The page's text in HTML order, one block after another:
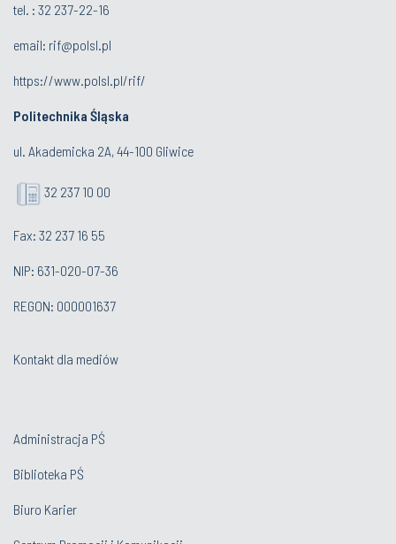
tel. : 32 237-22-16
email: rif@polsl.pl
https://www.polsl.pl/rif/
Politechnika Śląska
ul. Akademicka 2A, 44-100 Gliwice
32 237 10 00
Fax: 32 237 16 55
NIP: 631-020-07-36
REGON: 000001637
Kontakt dla mediów
Administracja PŚ
Biblioteka PŚ
Biuro Karier